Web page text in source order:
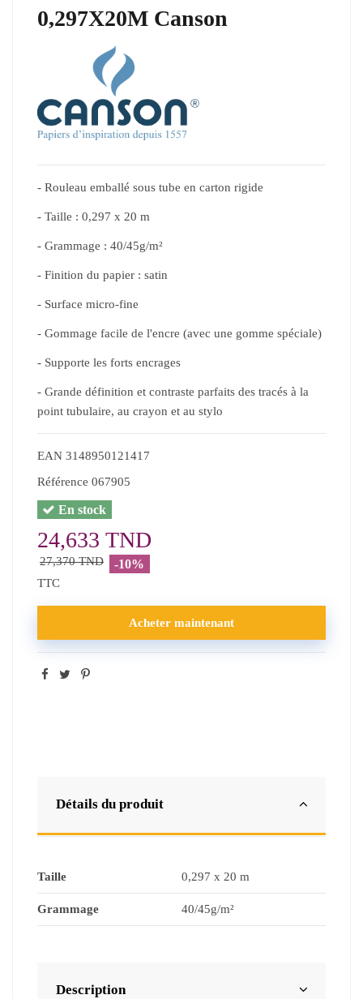
0,297X20M Canson
- Rouleau emballé sous tube en carton rigide
- Taille : 0,297 x 20 m
- Grammage : 40/45g/m²
- Finition du papier : satin
- Surface micro-fine
- Gommage facile de l'encre (avec une gomme spéciale)
- Supporte les forts encrages
- Grande définition et contraste parfaits des tracés à la
point tubulaire, au crayon et au stylo
EAN 3148950121417
Référence 067905
En stock
24,633 TND
27,370 TND -10%
TTC
Acheter maintenant
Détails du produit
Taille 0,297 x 20 m
Grammage 40/45g/m²
Description